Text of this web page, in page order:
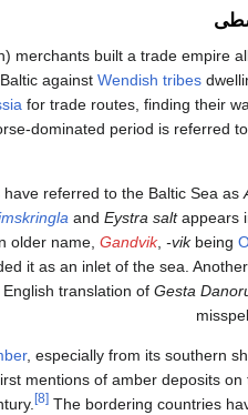
merchants built a trade empire
against Wendish tribes
for trade routes, finding their
dominated period is referred
have referred to the Baltic Sea as
and Eystra saltappears
older name, Gandvik, -vikbeing
it as an inlet of the sea.
translation of Gesta
, especially from its southern
mentions of amber deposits
[8] The bordering countries